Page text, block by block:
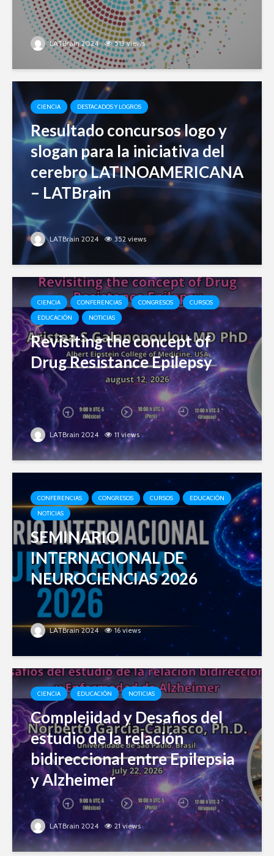
LATBrain 2024 513 views
CIENCIA DESTACADOS Y LOGROS
Resultado concursos logo y
slogan para la iniciativa del
cerebro LATINOAMERICANA
– LATBrain
LATBrain 2024 352 views
CIENCIA CONFERENCIAS CONGRESOS
CURSOS
EDUCACIÓN
NOTICIAS
Revisiting the concept of
Drug Resistance Epilepsy
LATBrain 2024 11 views
CONFERENCIAS CONGRESOS CURSOS
EDUCACIÓN
NOTICIAS
SEMINARIO
INTERNACIONAL DE
NEUROCIENCIAS 2026
LATBrain 2024 16 views
CIENCIA EDUCACIÓN NOTICIAS
Complejidad y Desafios del
estudio de la relación
bidireccional entre Epilepsia
y Alzheimer
LATBrain 2024 21 views